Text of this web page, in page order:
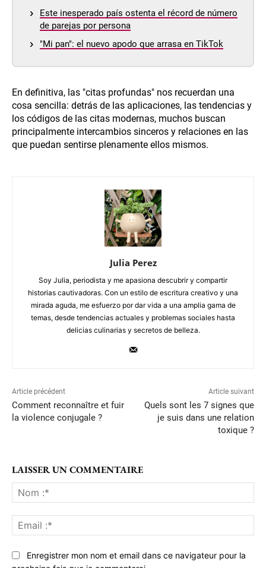
Este inesperado país ostenta el récord de número
de parejas por persona
"Mi pan": el nuevo apodo que arrasa en TikTok
En definitiva, las "citas profundas" nos recuerdan una
cosa sencilla: detrás de las aplicaciones, las tendencias y
los códigos de las citas modernas, muchos buscan
principalmente intercambios sinceros y relaciones en las
que puedan sentirse plenamente ellos mismos.
Julia Perez
Soy Julia, periodista y me apasiona descubrir y compartir
historias cautivadoras. Con un estilo de escritura creativo y una
mirada aguda, me esfuerzo por dar vida a una amplia gama de
temas, desde tendencias actuales y problemas sociales hasta
delicias culinarias y secretos de belleza.
Article précédent
Comment reconnaître et fuir
la violence conjugale ?
Article suivant
Quels sont les 7 signes que
je suis dans une relation
toxique ?
LAISSER UN COMMENTAIRE
:*
:*
Enregistrer mon nom et email dans ce navigateur pour la